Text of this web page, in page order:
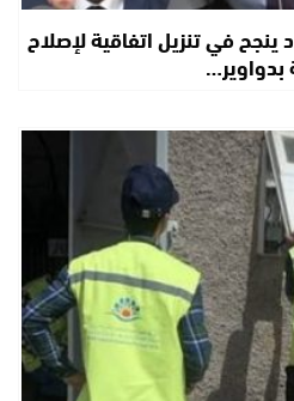
ينجح في تنزيل اتفاقية لإصلاح